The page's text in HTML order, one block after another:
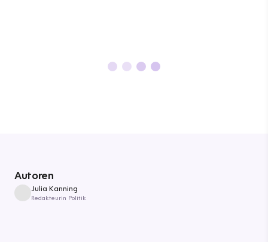
Autoren
Julia Kanning
Redakteurin Politik